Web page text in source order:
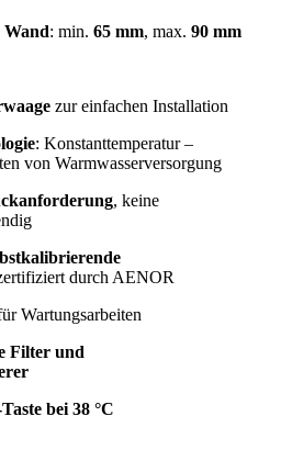
: min. 65 mm, max. 90 mm
zur einfachen Installation
: Konstanttemperatur –
von Warmwasserversorgung
, keine
durch AENOR
Wartungsarbeiten
Filter und
bei 38 °C